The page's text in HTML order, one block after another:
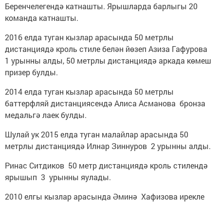
Беренчелегендә катнашты. Ярышларда барлыгы 20
команда катнашты.
2016 елда туган кызлар арасында 50 метрлы
дистанциядә кроль стиле белән йөзеп Азиза Гафурова
1 урынны алды, 50 метрлы дистанциядә аркада көмеш
призер булды.
2014 елда туган кызлар арасында 50 метрлы
баттерфляй дистанциясендә Алиса Асманова бронза
медальгә лаек булды.
Шулай ук 2015 елда туган малайлар арасында 50
метрлы дистанциядә Илнар Зиннуров 2 урынны алды.
Ринас Ситдиков 50 метр дистанциядә кроль стилендә
ярышып 3 урынны яулады.
2010 елгы кызлар арасында Әминә Хафизова ирекле